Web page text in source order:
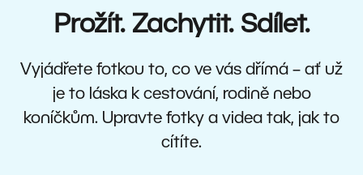
Prožít. Zachytit. Sdílet.
Vyjádřete fotkou to, co ve vás dřímá – ať už
je to láska k cestování, rodině nebo
koníčkům. Upravte fotky a videa tak, jak to
cítíte.